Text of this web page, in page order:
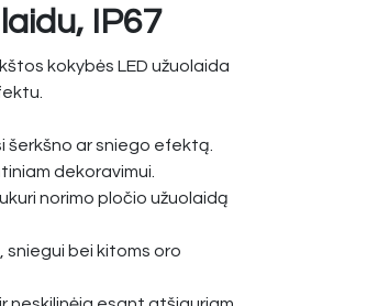
IP67
kokybės LED užuolaida
šerkšno ar sniego efektą.
dekoravimui.
norimo pločio užuolaidą
sniegui bei kitoms oro